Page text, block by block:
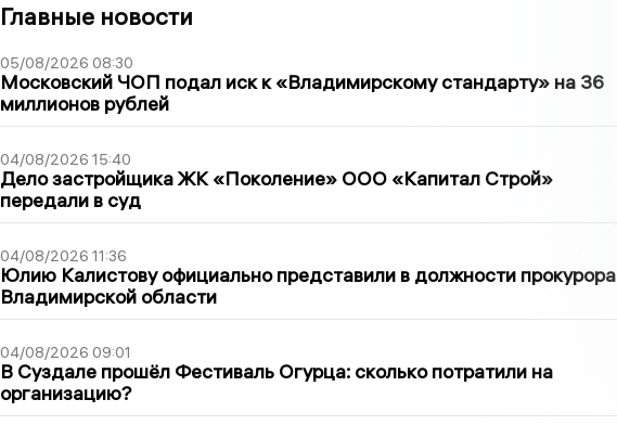
Главные новости
05/08/2026 08:30
Московский ЧОП подал иск к «Владимирскому стандарту» на 36
миллионов рублей
04/08/2026 15:40
Дело застройщика ЖК «Поколение» ООО «Капитал Строй»
передали в суд
04/08/2026 11:36
Юлию Калистову официально представили в должности прокурора
Владимирской области
04/08/2026 09:01
В Суздале прошёл Фестиваль Огурца: сколько потратили на
организацию?